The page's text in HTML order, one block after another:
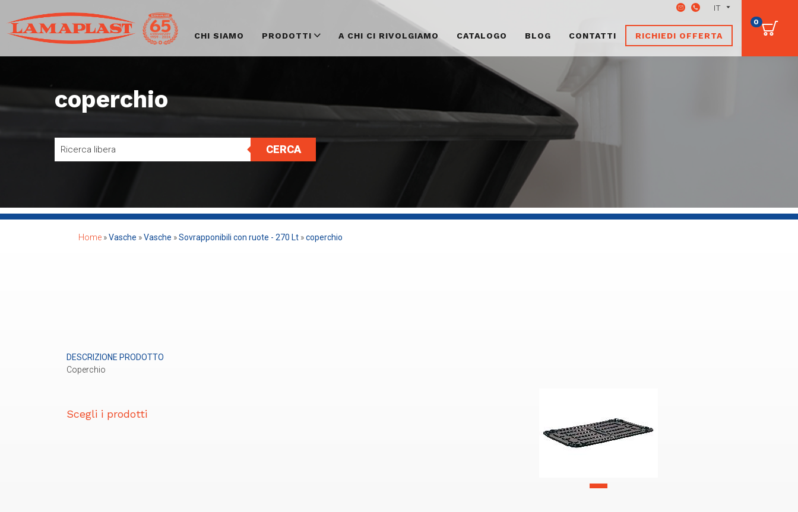
CHI SIAMO PRODOTTI A CHI CI RIVOLGIAMO CATALOGO BLOG CONTATTI RICHIEDI OFFERTA
0
coperchio
CERCA
»
Home »
Vasche »
Vasche »
Sovrapponibili con ruote - 270 Lt coperchio
DESCRIZIONE PRODOTTO
Coperchio
Scegli i prodotti